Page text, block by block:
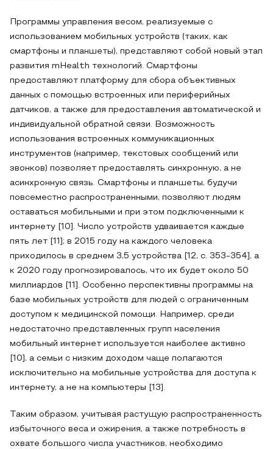
Программы управления весом, реализуемые с
использованием мобильных устройств (таких, как
смартфоны и планшеты), представляют собой новый этап
развития mHealth технологий. Смартфоны
предоставляют платформу для сбора объективных
данных с помощью встроенных или периферийных
датчиков, а также для предоставления автоматической и
индивидуальной обратной связи. Возможность
использования встроенных коммуникационных
инструментов (например, текстовых сообщений или
звонков) позволяет предоставлять синхронную, а не
асинхронную связь. Смартфоны и планшеты, будучи
повсеместно распространенными, позволяют людям
оставаться мобильными и при этом подключенными к
интернету [10]. Число устройств удваивается каждые
пять лет [11]; в 2015 году на каждого человека
приходилось в среднем 3,5 устройства [12, с. 353-354], а
к 2020 году прогнозировалось, что их будет около 50
миллиардов [11]. Особенно перспективны программы на
базе мобильных устройств для людей с ограниченным
доступом к медицинской помощи. Например, среди
недостаточно представленных групп населения
мобильный интернет используется наиболее активно
[10], а семьи с низким доходом чаще полагаются
исключительно на мобильные устройства для доступа к
интернету, а не на компьютеры [13].
Таким образом, учитывая растущую распространенность
избыточного веса и ожирения, а также потребность в
охвате большого числа участников, необходимо